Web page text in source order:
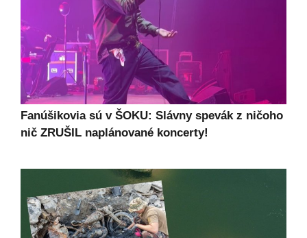
Fanúšikovia sú v ŠOKU: Slávny spevák z ničoho
nič ZRUŠIL naplánované koncerty!